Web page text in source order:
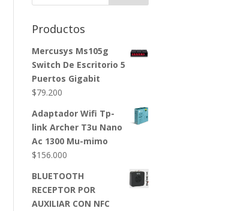
Productos
Mercusys Ms105g
Switch De Escritorio 5
Puertos Gigabit
$79.200
Adaptador Wifi Tp-
link Archer T3u Nano
Ac 1300 Mu-mimo
$156.000
BLUETOOTH
RECEPTOR POR
AUXILIAR CON NFC